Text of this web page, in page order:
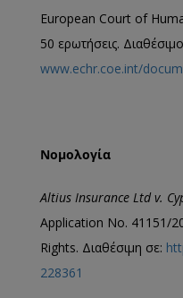
European Court of
50 ερωτήσεις.
www.echr.coe.int/
Νομολογία
Altius Insurance Ltd v.
Application No. 41151/
Rights. Διαθέσιμη σε:
228361